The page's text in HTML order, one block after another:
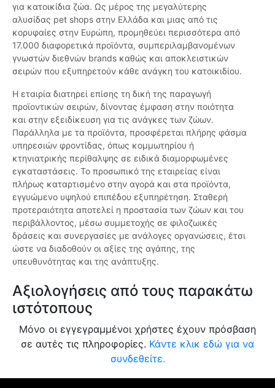
για κατοικίδια ζώα. Ως μέρος της μεγαλύτερης
αλυσίδας pet shops στην Ελλάδα και μιας από τις
κορυφαίες στην Ευρώπη, προμηθεύει περισσότερα από
17.000 διαφορετικά προϊόντα, συμπεριλαμβανομένων
γνωστών διεθνών brands καθώς και αποκλειστικών
σειρών που εξυπηρετούν κάθε ανάγκη του κατοικιδίου.
Η εταιρία διατηρεί επίσης τη δική της παραγωγή
προϊοντικών σειρών, δίνοντας έμφαση στην ποιότητα
και στην εξειδίκευση για τις ανάγκες των ζώων.
Παράλληλα με τα προϊόντα, προσφέρεται πλήρης φάσμα
υπηρεσιών φροντίδας, όπως κομμωτηρίου ή
κτηνιατρικής περίθαλψης σε ειδικά διαμορφωμένες
εγκαταστάσεις. Το προσωπικό της εταιρείας είναι
πλήρως καταρτισμένο στην αγορά και στα προϊόντα,
εγγυώμενο υψηλού επιπέδου εξυπηρέτηση. Σταθερή
προτεραιότητα αποτελεί η προστασία των ζώων και του
περιβάλλοντος, μέσω συμμετοχής σε φιλοζωικές
δράσεις και συνεργασίες με ανάλογες οργανώσεις, έτσι
ώστε να διαδοθούν οι αξίες της αγάπης, της
υπευθυνότητας και της ανάπτυξης.
Αξιολογήσεις από τους παρακάτω
ιστότοπους
Μόνο οι εγγεγραμμένοι χρήστες έχουν πρόσβαση
σε αυτές τις πληροφορίες. Κάντε κλικ εδώ για να
συνδεθείτε.